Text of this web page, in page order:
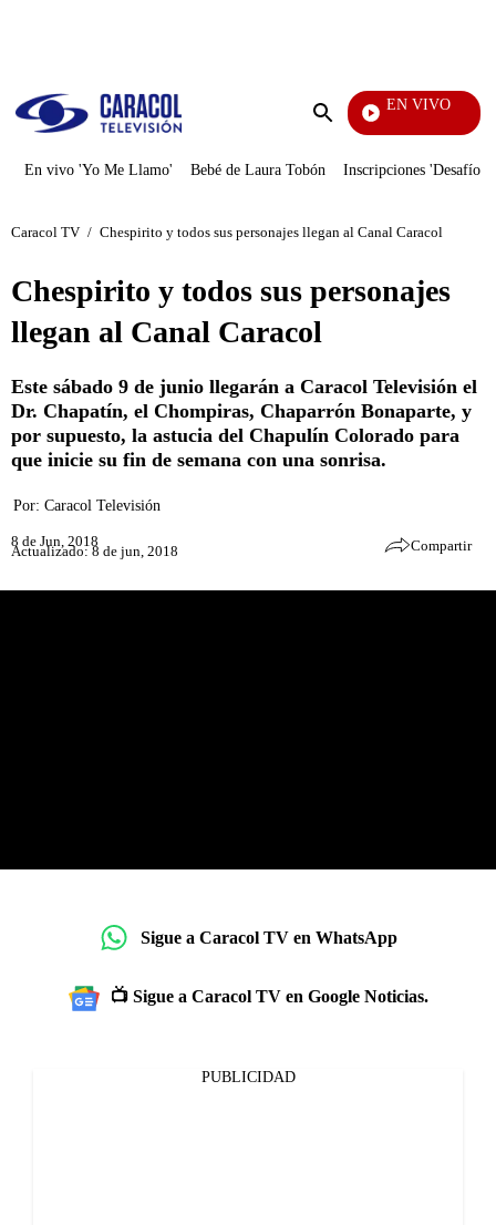
Enviar
EN VIVO
Los
En vivo 'Yo Me Llamo' Bebé de Laura Tobón Inscripciones 'Desafío'
Caracol TV / Chespirito y todos sus personajes llegan al Canal Caracol
Chespirito y todos sus personajes
llegan al Canal Caracol
Este sábado 9 de junio llegarán a Caracol Televisión el
Dr. Chapatín, el Chompiras, Chaparrón Bonaparte, y
por supuesto, la astucia del Chapulín Colorado para
que inicie su fin de semana con una sonrisa.
Por: Caracol Televisión
8 de Jun, 2018
Actualizado: 8 de jun, 2018 Compartir
Sigue a Caracol TV en WhatsApp
📺 Sigue a Caracol TV en Google Noticias.
PUBLICIDAD